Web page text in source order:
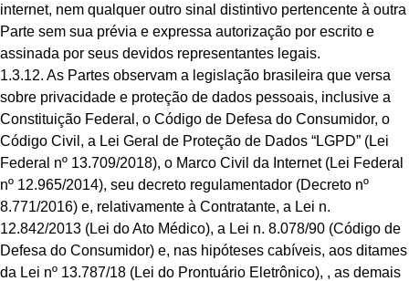
internet, nem qualquer outro sinal distintivo pertencente à outra
Parte sem sua prévia e expressa autorização por escrito e
assinada por seus devidos representantes legais.
1.3.12. As Partes observam a legislação brasileira que versa
sobre privacidade e proteção de dados pessoais, inclusive a
Constituição Federal, o Código de Defesa do Consumidor, o
Código Civil, a Lei Geral de Proteção de Dados “LGPD” (Lei
Federal nº 13.709/2018), o Marco Civil da Internet (Lei Federal
nº 12.965/2014), seu decreto regulamentador (Decreto nº
8.771/2016) e, relativamente à Contratante, a Lei n.
12.842/2013 (Lei do Ato Médico), a Lei n. 8.078/90 (Código de
Defesa do Consumidor) e, nas hipóteses cabíveis, aos ditames
da Lei nº 13.787/18 (Lei do Prontuário Eletrônico), , as demais